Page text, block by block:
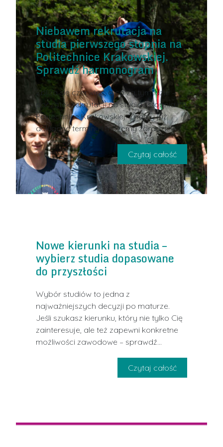
Niebawem rekrutacja na
studia pierwszego stopnia na
Politechnice Krakowskiej.
Sprawdź harmonogram
Zbliża się czerwiec, a co za tym idzie –
początek rekrutacji na studia I stopnia na
Politechnice Krakowskiej. Znamy już
dokładne terminy i możemy zdradzić
Czytaj całość
Nowe kierunki na studia –
wybierz studia dopasowane
do przyszłości
Wybór studiów to jedna z
najważniejszych decyzji po maturze.
Jeśli szukasz kierunku, który nie tylko Cię
zainteresuje, ale też zapewni konkretne
możliwości zawodowe – sprawdź
Czytaj całość